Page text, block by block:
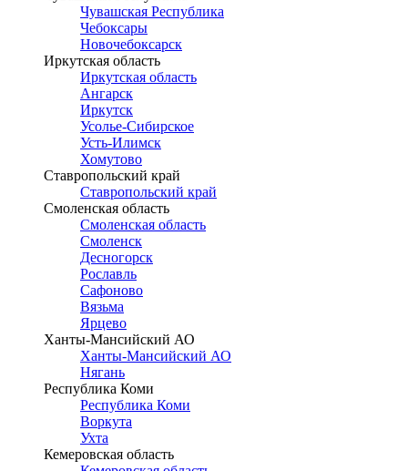
Чувашская Республика
Чебоксары
Новочебоксарск
Иркутская область
Иркутская область
Ангарск
Иркутск
Усолье-Сибирское
Усть-Илимск
Хомутово
Ставропольский край
Ставропольский край
Смоленская область
Смоленская область
Смоленск
Десногорск
Рославль
Сафоново
Вязьма
Ярцево
Ханты-Мансийский АО
Ханты-Мансийский АО
Нягань
Республика Коми
Республика Коми
Воркута
Ухта
Кемеровская область